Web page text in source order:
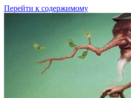
Перейти к содержимому